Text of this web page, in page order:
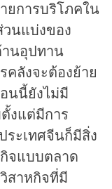
ยการบริโภคใน
วนแบ่งของ
านอุปทาน
คลังจะต้องย้าย
นนี้ยังไม่มี
งแต่มีการ
ระเทศจีนก็มีสิ่ง
กิจแบบตลาด
สาหกิจที่มี